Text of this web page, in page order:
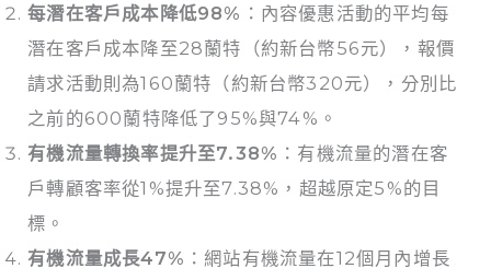
每潛在客戶成本降低98% ：內容優惠活動的平均每
潛在客戶成本降至28蘭特（約新台幣56元），報價
請求活動則為160蘭特（約新台幣320元），分別比
之前的600蘭特降低了95%與74%。
有機流量轉換率提升至7.38% ：有機流量的潛在客
戶轉顧客率從1%提升至7.38%，超越原定5%的目
標。
有機流量成長47% ：網站有機流量在12個月內增長